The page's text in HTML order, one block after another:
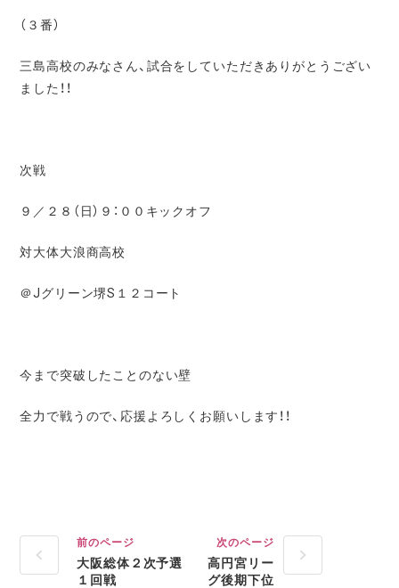
（３番）
三島高校のみなさん、試合をしていただきありがとうござい
ました！！
次戦
９／２８（日）９：００キックオフ
対大体大浪商高校
＠Jグリーン堺S１２コート
今まで突破したことのない壁
全力で戦うので、応援よろしくお願いします！！
前のページ
大阪総体２次予選
１回戦
次のページ
高円宮リー
グ後期下位